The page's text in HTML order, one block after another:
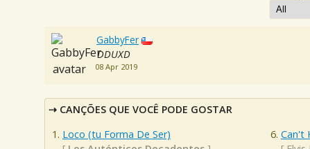
GabbyFer
DDUXD
08 Apr 2019
CANÇÕES QUE VOCÊ PODE GOSTAR
Loco (tu Forma De Ser)
Can't